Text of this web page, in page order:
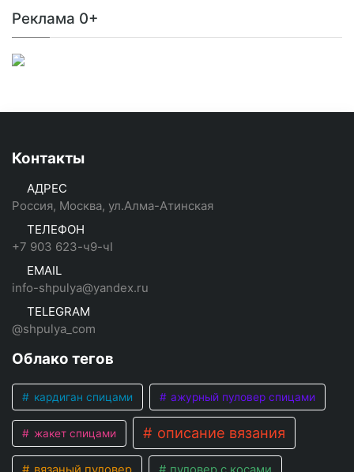
Реклама 0+
Контакты
АДРЕС
Россия, Москва, ул.Алма-Атинская
ТЕЛЕФОН
+7 903 623-ч9-чI
EMAIL
info-shpulya@yandex.ru
TELEGRAM
@shpulya_com
Облако тегов
кардиган спицами ажурный пуловер спицами
жакет спицами описание вязания